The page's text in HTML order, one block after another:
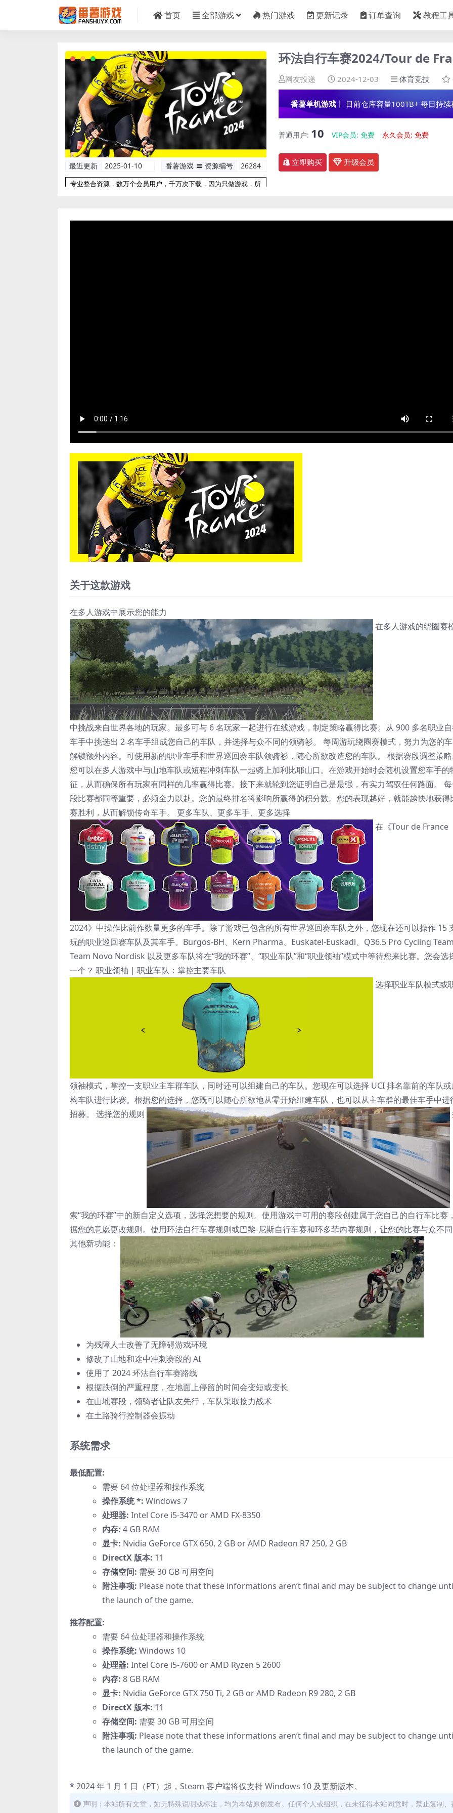
首页 全部游戏 热门游戏 更新记录 订单查询 教程工
最近更新 2025-01-10 番薯游戏 〓 资源编号 26284
专业整合资源，数万个会员用户，千万次下载，因为只做游戏，所
环法自行车赛2024/Tour de
网友投递 2024-12-03 体育竞技
番薯单机游戏 丨 目前仓库容量100TB+ 每日持
普通用户: 10 VIP会员:免费 永久会员:免费
立即购买 升级会员
关于这款游戏
在多人游戏中展示您的能力
在多人游戏的绕圈赛
中挑战来自世界各地的玩家。最多可与 6 名玩家一起进行在线游戏，制定策略赢得比赛。从 900 多名职业
车手中挑选出 2 名车手组成您自己的车队，并选择与众不同的领骑衫。 每周游玩绕圈赛模式，努力为您的
解锁额外内容。可使用新的职业车手和世界巡回赛车队领骑衫，随心所欲改造您的车队。 根据赛段调整策
您可以在多人游戏中与山地车队或短程冲刺车队一起骑上加利比耶山口。在游戏开始时会随机设置您车手的
征，从而确保所有玩家有同样的几率赢得比赛。接下来就轮到您证明自己是最强，有实力驾驭任何路面。
段比赛都同等重要，必须全力以赴。您的最终排名将影响所赢得的积分数。您的表现越好，就能越快地获得
赛胜利，从而解锁传奇车手。 更多车队、更多车手、更多选择
在《Tour de France
2024》中操作比前作数量更多的车手。除了游戏已包含的所有世界巡回赛车队之外，您现在还可以操作 15
玩的职业巡回赛车队及其车手。Burgos-BH、Kern Pharma、Euskatel-Euskadi、Q36.5 Pro Cycling
Team Novo Nordisk 以及更多车队将在“我的环赛”、“职业车队”和“职业领袖”模式中等待您来比赛。您会选
一个？ 职业领袖 | 职业车队：掌控主要车队
选择职业车队模式或
领袖模式，掌控一支职业主车群车队，同时还可以组建自己的车队。您现在可以选择 UCI 排名靠前的车队
构车队进行比赛。根据您的选择，您既可以随心所欲地从零开始组建车队，也可以从主车群的最佳车手中进
招募。 选择您的规则
索“我的环赛”中的新自定义选项，选择您想要的规则。使用游戏中可用的赛段创建属于您自己的自行车比赛
据您的意愿更改规则。使用环法自行车赛规则或巴黎-尼斯自行车赛和环多菲内赛规则，让您的比赛与众不
其他新功能：
为残障人士改善了无障碍游戏环境
修改了山地和途中冲刺赛段的 AI
使用了 2024 环法自行车赛路线
根据跌倒的严重程度，在地面上停留的时间会变短或变长
在山地赛段，领骑者让队友先行，车队采取接力战术
在土路骑行控制器会振动
系统需求
最低配置:
需要 64 位处理器和操作系统
操作系统 *: Windows 7
处理器: Intel Core i5-3470 or AMD FX-8350
内存: 4 GB RAM
显卡: Nvidia GeForce GTX 650, 2 GB or AMD Radeon R7 250, 2 GB
DirectX 版本: 11
存储空间: 需要 30 GB 可用空间
附注事项: Please note that these informations aren’t final and may be subject to change
the launch of the game.
推荐配置:
需要 64 位处理器和操作系统
操作系统: Windows 10
处理器: Intel Core i5-7600 or AMD Ryzen 5 2600
内存: 8 GB RAM
显卡: Nvidia GeForce GTX 750 Ti, 2 GB or AMD Radeon R9 280, 2 GB
DirectX 版本: 11
存储空间: 需要 30 GB 可用空间
附注事项: Please note that these informations aren’t final and may be subject to change
the launch of the game.
*2024 年 1 月 1 日（PT）起，Steam 客户端将仅支持 Windows 10 及更新版本。
声明：本站所有文章，如无特殊说明或标注，均为本站原创发布。任何个人或组织，在未征得本站同意时，禁止复制、